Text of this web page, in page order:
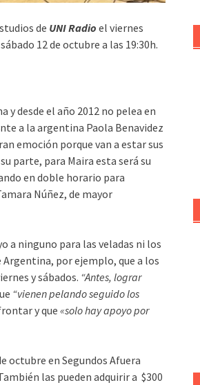
de UNI Radio el viernes
12 de octubre a las 19:30h.
y desde el año 2012 no pelea en
a la argentina Paola Benavidez
emoción porque van a estar sus
parte, para Maira esta será su
en doble horario para
Núñez, de mayor
a ninguno para las veladas ni los
por ejemplo, que a los
y sábados. “Antes, lograr
“vienen pelando seguido los
y que «solo hay apoyo por
octubre en Segundos Afuera
las pueden adquirir a $300